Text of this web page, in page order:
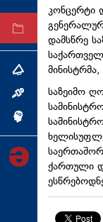
არქივი
თემა
ინტერვიუ
ინქვიზიცია
კონცერტი
დამსწრე
საზეიმო
ქართული